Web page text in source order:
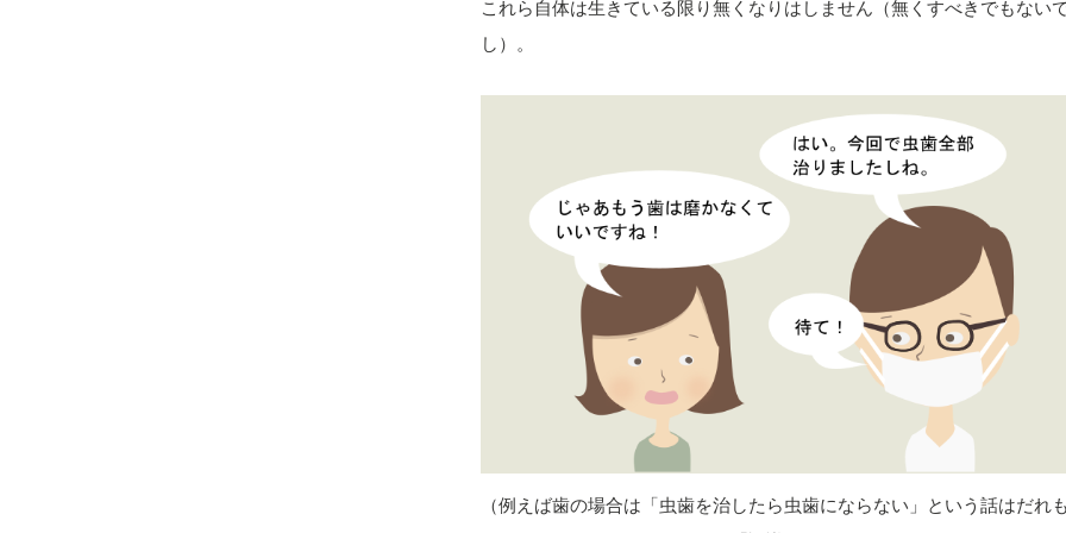
これら自体は生きている限り無くなりはしません（無くすべきでもない
し）。
（例えば歯の場合は「虫歯を治したら虫歯にならない」という話はだれ